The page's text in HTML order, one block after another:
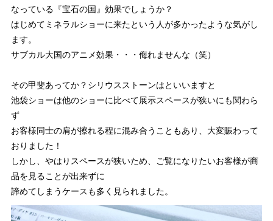
なっている『宝石の国』効果でしょうか？
はじめてミネラルショーに来たという人が多かったような気がし
ます。
サブカル大国のアニメ効果・・・侮れませんな（笑）
その甲斐あってか？シリウスストーンはといいますと
池袋ショーは他のショーに比べて展示スペースが狭いにも関わら
ず
お客様同士の肩が擦れる程に混み合うこともあり、大変賑わって
おりました！
しかし、やはりスペースが狭いため、ご覧になりたいお客様が商
品を見ることが出来ずに
諦めてしまうケースも多く見られました。